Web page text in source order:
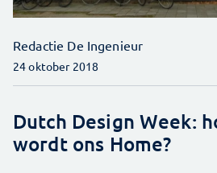
Redactie De Ingenieur
24 oktober 2018
Dutch Design Week:
wordt ons Home?